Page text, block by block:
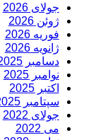
جولای 2026
ژوئن 2026
فوریه 2026
ژانویه 2026
دسامبر 2025
نوامبر 2025
اکتبر 2025
سپتامبر 2025
جولای 2022
می 2022